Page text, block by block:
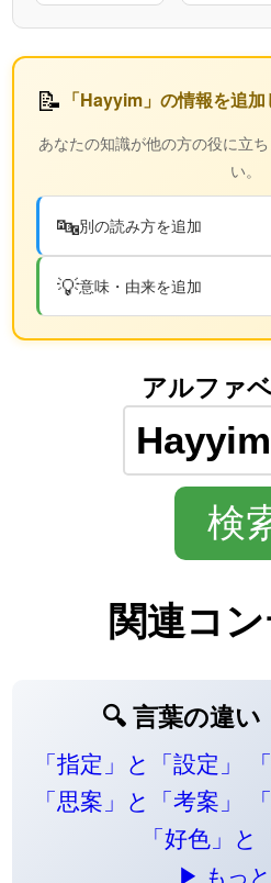
📝 「Hayyim」の情報を追
あなたの知識が他の方の役に立
い。
🔤別の読み方を追加
💡意味・由来を追加
アルファ
関連コ
🔍 言葉の違い
「指定」と「設定」
「思案」と「考案」
「好色」と
▶ もっ